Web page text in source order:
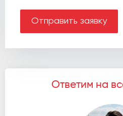
Отправить заявку
Ответим на